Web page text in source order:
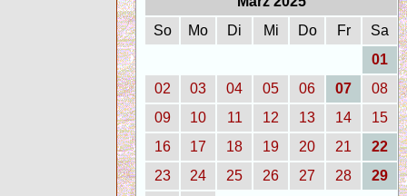
So
Mo Di Mi Do Fr
Sa
01
02
03 04 05 06 07
08
09
10 11 12 13 14
15
16
17 18 19 20 21
22
23
24 25 26 27 28
29